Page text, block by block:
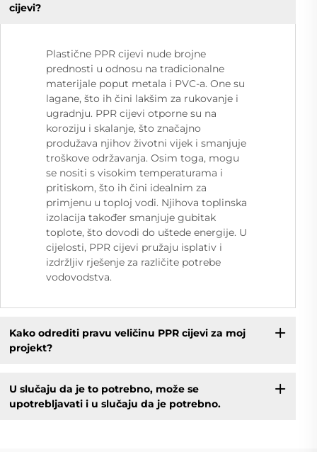
cijevi?
Plastične PPR cijevi nude brojne
prednosti u odnosu na tradicionalne
materijale poput metala i PVC-a. One su
lagane, što ih čini lakšim za rukovanje i
ugradnju. PPR cijevi otporne su na
koroziju i skalanje, što značajno
produžava njihov životni vijek i smanjuje
troškove održavanja. Osim toga, mogu
se nositi s visokim temperaturama i
pritiskom, što ih čini idealnim za
primjenu u toploj vodi. Njihova toplinska
izolacija također smanjuje gubitak
toplote, što dovodi do uštede energije. U
cijelosti, PPR cijevi pružaju isplativ i
izdržljiv rješenje za različite potrebe
vodovodstva.
Kako odrediti pravu veličinu PPR cijevi za moj
projekt?
U slučaju da je to potrebno, može se
upotrebljavati i u slučaju da je potrebno.